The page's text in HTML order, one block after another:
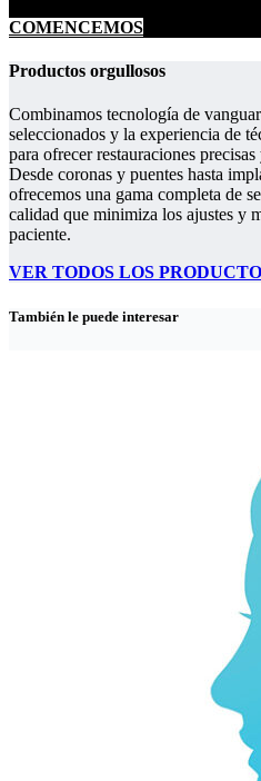
COMENCEMOS
Productos orgullosos
Combinamos tecnología de
seleccionados y la experiencia de
para ofrecer restauraciones
Desde coronas y puentes hasta
ofrecemos una gama completa de
calidad que minimiza los ajustes y
paciente.
VER TODOS LOS
También le puede interesar